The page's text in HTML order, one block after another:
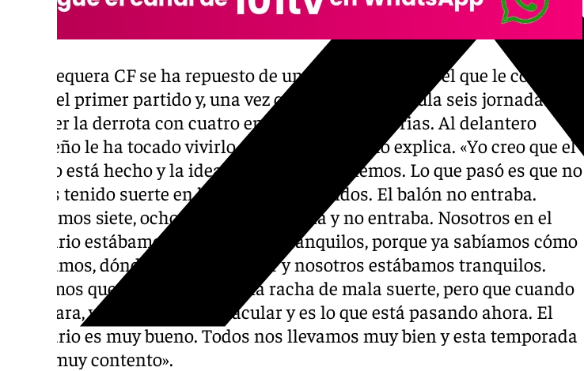
El Antequera CF se ha repuesto de un inicio de Liga en el que le costó
ganar el primer partido y, una vez que lo logró, acumula seis jornadas sin
conocer la derrota con cuatro empates y dos victorias. Al delantero
brasileño le ha tocado vivirlo desde fuera y así lo explica. «Yo creo que el
trabajo está hecho y la idea del míster, la tenemos. Lo que pasó es que no
hemos tenido suerte en los primeros partidos. El balón no entraba.
Tirábamos siete, ocho veces a la portería y no entraba. Nosotros en el
vestuario estábamos siempre muy tranquilos, porque ya sabíamos cómo
estábamos, dónde teníamos que ir y nosotros estábamos tranquilos.
Sabíamos que estábamos en una racha de mala suerte, pero que cuando
cambiara, ya iba a ser espectacular y es lo que está pasando ahora. El
vestuario es muy bueno. Todos nos llevamos muy bien y esta temporada
estoy muy contento».